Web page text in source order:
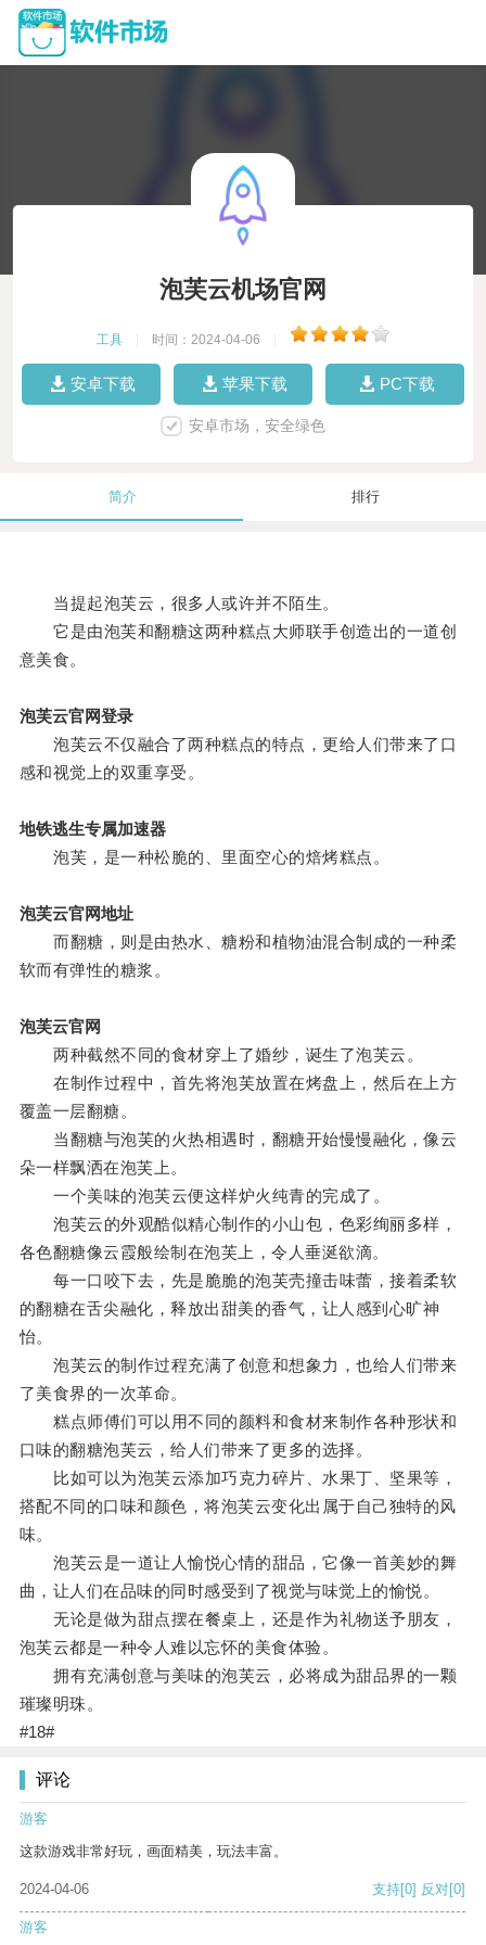
泡芙云机场官网
工具 时间：2024-04-06
安卓下载 苹果下载 PC下载
安卓市场，安全绿色
简介 排行
当提起泡芙云，很多人或许并不陌生。
它是由泡芙和翻糖这两种糕点大师联手创造出的一道创
意美食。
泡芙云官网登录
泡芙云不仅融合了两种糕点的特点，更给人们带来了口
感和视觉上的双重享受。
地铁逃生专属加速器
泡芙，是一种松脆的、里面空心的焙烤糕点。
泡芙云官网地址
而翻糖，则是由热水、糖粉和植物油混合制成的一种柔
软而有弹性的糖浆。
泡芙云官网
两种截然不同的食材穿上了婚纱，诞生了泡芙云。
在制作过程中，首先将泡芙放置在烤盘上，然后在上方
覆盖一层翻糖。
当翻糖与泡芙的火热相遇时，翻糖开始慢慢融化，像云
朵一样飘洒在泡芙上。
一个美味的泡芙云便这样炉火纯青的完成了。
泡芙云的外观酷似精心制作的小山包，色彩绚丽多样，
各色翻糖像云霞般绘制在泡芙上，令人垂涎欲滴。
每一口咬下去，先是脆脆的泡芙壳撞击味蕾，接着柔软
的翻糖在舌尖融化，释放出甜美的香气，让人感到心旷神
怡。
泡芙云的制作过程充满了创意和想象力，也给人们带来
了美食界的一次革命。
糕点师傅们可以用不同的颜料和食材来制作各种形状和
口味的翻糖泡芙云，给人们带来了更多的选择。
比如可以为泡芙云添加巧克力碎片、水果丁、坚果等，
搭配不同的口味和颜色，将泡芙云变化出属于自己独特的风
味。
泡芙云是一道让人愉悦心情的甜品，它像一首美妙的舞
曲，让人们在品味的同时感受到了视觉与味觉上的愉悦。
无论是做为甜点摆在餐桌上，还是作为礼物送予朋友，
泡芙云都是一种令人难以忘怀的美食体验。
拥有充满创意与美味的泡芙云，必将成为甜品界的一颗
璀璨明珠。
#18#
评论
游客
这款游戏非常好玩，画面精美，玩法丰富。
2024-04-06 支持[0] 反对[0]
游客